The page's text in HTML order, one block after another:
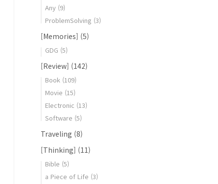
Any (9)
ProblemSolving (3)
[Memories] (5)
GDG (5)
[Review] (142)
Book (109)
Movie (15)
Electronic (13)
Software (5)
Traveling (8)
[Thinking] (11)
Bible (5)
a Piece of Life (3)